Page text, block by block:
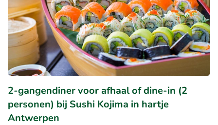
2-gangendiner voor afhaal of dine-in (2
personen) bij Sushi Kojima in hartje
Antwerpen